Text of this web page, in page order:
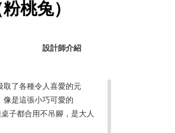
桃兔）
設計師介紹
取了各種令人喜愛的元
像是這張小巧可愛的
子都合用不吊腳，是大人